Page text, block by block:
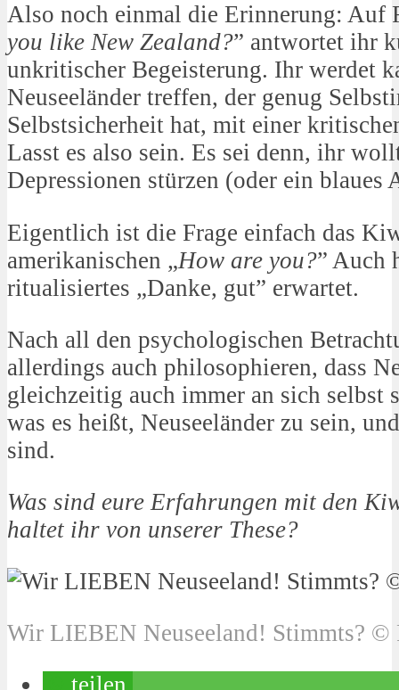
Also noch einmal die Erinnerung: Auf
you like New Zealand?” antwortet ihr
unkritischer Begeisterung. Ihr werdet
Neuseeländer treffen, der genug
Selbstsicherheit hat, mit einer
Lasst es also sein. Es sei denn, ihr
Depressionen stürzen (oder ein blaues
Eigentlich ist die Frage einfach das
amerikanischen „How are you?” Auch
ritualisiertes „Danke, gut” erwartet.
Nach all den psychologischen
allerdings auch philosophieren, dass
gleichzeitig auch immer an sich selbst
was es heißt, Neuseeländer zu sein,
sind.
Was sind eure Erfahrungen mit den
haltet ihr von unserer These?
Wir LIEBEN Neuseeland! Stimmts?